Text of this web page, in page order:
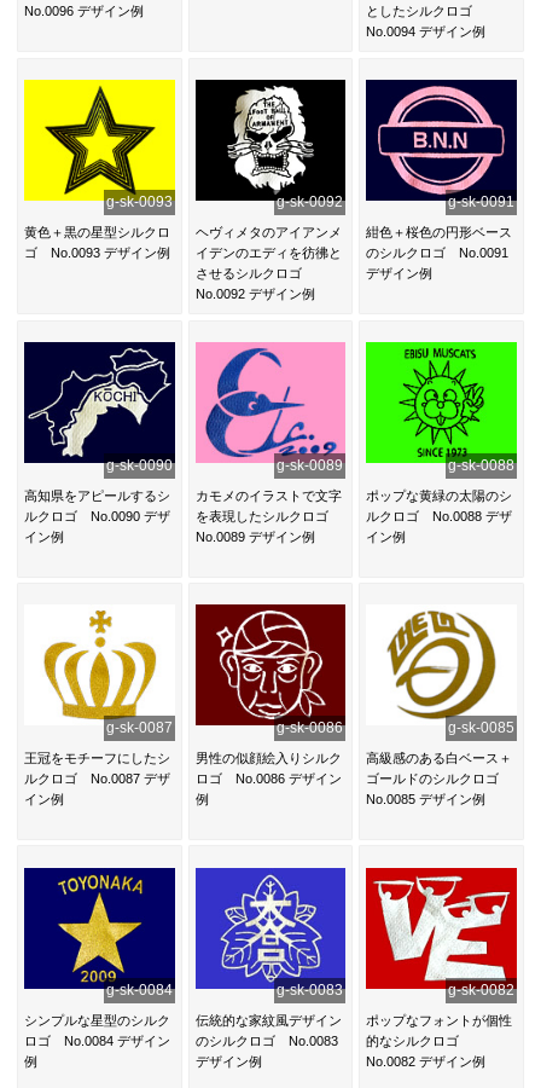
No.0096 デザイン例
としたシルクロゴ
No.0094 デザイン例
g-sk-0093
黄色＋黒の星型シルクロ
ゴ No.0093 デザイン例
g-sk-0092
ヘヴィメタのアイアンメ
イデンのエディを彷彿と
させるシルクロゴ
No.0092 デザイン例
g-sk-0091
紺色＋桜色の円形ベース
のシルクロゴ No.0091
デザイン例
g-sk-0090
高知県をアピールするシ
ルクロゴ No.0090 デザ
イン例
g-sk-0089
カモメのイラストで文字
を表現したシルクロゴ
No.0089 デザイン例
g-sk-0088
ポップな黄緑の太陽のシ
ルクロゴ No.0088 デザ
イン例
g-sk-0087
王冠をモチーフにしたシ
ルクロゴ No.0087 デザ
イン例
g-sk-0086
男性の似顔絵入りシルク
ロゴ No.0086 デザイン
例
g-sk-0085
高級感のある白ベース＋
ゴールドのシルクロゴ
No.0085 デザイン例
g-sk-0084
シンプルな星型のシルク
ロゴ No.0084 デザイン
例
g-sk-0083
伝統的な家紋風デザイン
のシルクロゴ No.0083
デザイン例
g-sk-0082
ポップなフォントが個性
的なシルクロゴ
No.0082 デザイン例